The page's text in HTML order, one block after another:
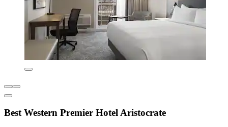
Best Western Premier Hotel Aristocrate